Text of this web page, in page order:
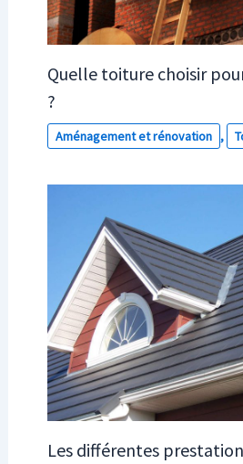
Quelle toiture choisir
?
Aménagement et rénovation ,
Les différentes